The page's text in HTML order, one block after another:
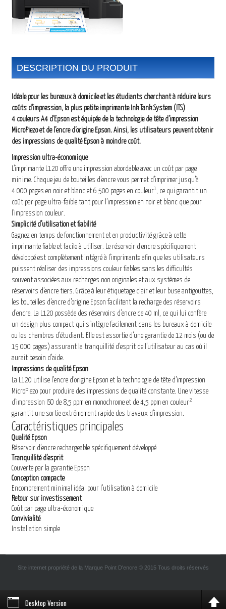
DESCRIPTION DU PRODUIT
Idéale pour les bureaux à domicile et les étudiants cherchant à réduire leurs
coûts d’impression, la plus petite imprimante Ink Tank System (ITS)
4 couleurs A4 d’Epson est équipée de la technologie de tête d’impression
MicroPiezo et de l’encre d’origine Epson. Ainsi, les utilisateurs peuvent obtenir
des impressions de qualité Epson à moindre coût.
Impression ultra-économique
L’imprimante L120 offre une impression abordable avec un coût par page
minime. Chaque jeu de bouteilles d’encre vous permet d’imprimer jusqu’à
4 000 pages en noir et blanc et 6 500 pages en couleur1
, ce qui garantit un
coût par page ultra-faible tant pour l’impression en noir et blanc que pour
l’impression couleur.
Simplicité d’utilisation et fiabilité
Gagnez en temps de fonctionnement et en productivité grâce à cette
imprimante fiable et facile à utiliser. Le réservoir d’encre spécifiquement
développé est complètement intégré à l’imprimante afin que les utilisateurs
puissent réaliser des impressions couleur fiables sans les difficultés
souvent associées aux recharges non originales et aux systèmes de
réservoirs d’encre tiers. Grâce à leur étiquetage clair et leur buse antigouttes,
les bouteilles d’encre d’origine Epson facilitent la recharge des réservoirs
d’encre. La L120 possède des réservoirs d’encre de 40 ml, ce qui lui confère
un design plus compact qui s’intègre facilement dans les bureaux à domicile
ou les chambres d’étudiant. Elle est assortie d’une garantie de 12 mois (ou de
15 000 pages) assurant la tranquillité d’esprit de l’utilisateur au cas où il
aurait besoin d’aide.
Impressions de qualité Epson
La L120 utilise l’encre d’origine Epson et la technologie de tête d’impression
MicroPiezo pour produire des impressions de qualité constante. Une vitesse
d’impression ISO de 8,5 ppm en monochrome et de 4,5 ppm en couleur2
garantit une sortie extrêmement rapide des travaux d’impression.
Caractéristiques principales
Qualité Epson
Réservoir d’encre rechargeable spécifiquement développé
Tranquillité d’esprit
Couverte par la garantie Epson
Conception compacte
Encombrement minimal idéal pour l’utilisation à domicile
Retour sur investissement
Coût par page ultra-économique
Convivialité
Installation simple
Site internet propriété de la Marque Point D'encre © 2015 Tous droits réservés
Desktop Version